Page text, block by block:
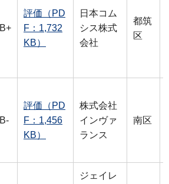
B+
評価（PD
F：1,732
KB）
日本コム
シス株式
会社
都筑
区
B-
評価（PD
F：1,456
KB）
株式会社
インヴァ
ランス
南区
ジェイレ